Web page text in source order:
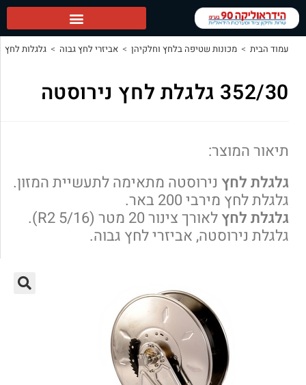
בלחץ וחלקיהן > אביזרי לחץ גבוה > גלגלות לחץ > 352/30 גלגלת לחץ נירוסטה
מתאימה לתעשיית המזון.
לאורך צינור 20 מטר (R2 5/16).
לחץ גבוה.